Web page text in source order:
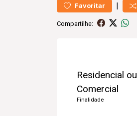
Favoritar |
Compartilhe:
Residencial ou
Comercial
Finalidade